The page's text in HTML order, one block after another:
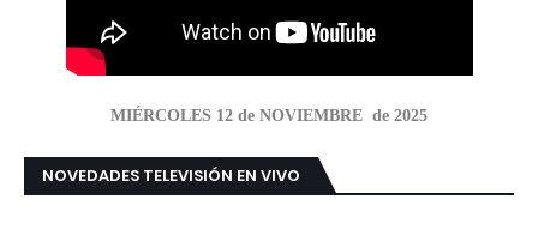
MIÉRCOLES 12 de NOVIEMBRE de 2025
NOVEDADES TELEVISIÓN EN VIVO